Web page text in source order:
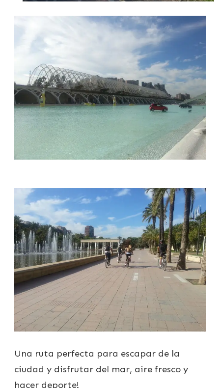
Una ruta perfecta para escapar de la
ciudad y disfrutar del mar, aire fresco y
hacer deporte!